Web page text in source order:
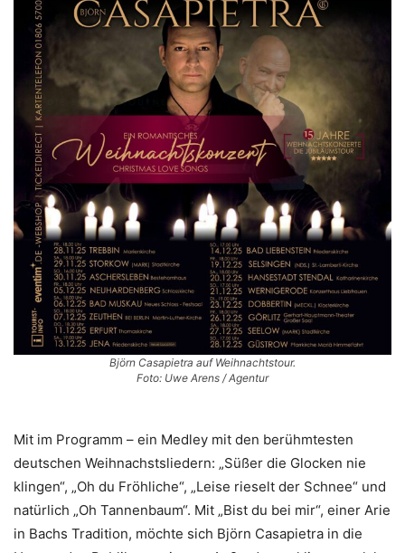
Björn Casapietra auf Weihnachtstour.
Foto: Uwe Arens / Agentur
Mit im Programm – ein Medley mit den berühmtesten
deutschen Weihnachstsliedern: „Süßer die Glocken nie
klingen“, „Oh du Fröhliche“, „Leise rieselt der Schnee“ und
natürlich „Oh Tannenbaum“. Mit „Bist du bei mir“, einer Arie
in Bachs Tradition, möchte sich Björn Casapietra in die